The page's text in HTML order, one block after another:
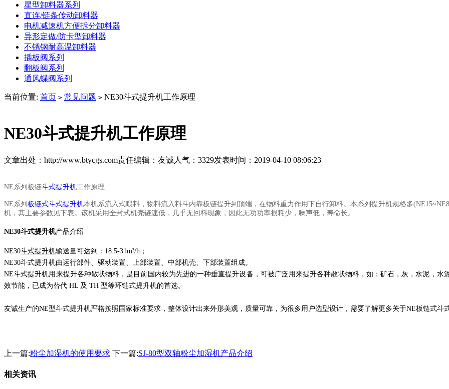
星型卸料器系列
直连/链条传动卸料器
电机减速机方便拆分卸料器
异形定做/防卡型卸料器
不锈钢耐高温卸料器
插板阀系列
翻板阀系列
通风蝶阀系列
当前位置: 首页 > 常见问题 > NE30斗式提升机工作原理
NE30斗式提升机工作原理
文章出处：http://www.btycgs.com责任编辑：友诚 人气： 3329发表时间：2019-04-10 08:06:23
NE系列板链斗式提升机工作原理:
NE系列 板链式斗式提升机本机系流入式喂料，物料流入料斗内靠板链提升到顶端，在物料重力作用下自行卸料。本系列提升机规格多
机，其主要参数见下表。该机采用全封式机壳链速低，几乎无回料现象，因此无功功率损耗少，噪声低，寿命长。
NE30斗式提升机产品介绍
NE30斗式提升机输送量可达到： 18.5-31m³/h ；
NE30斗式提升机由运行部件、驱动装置、上部装置、中部机壳、下部装置组成。
NE斗式提升机用来提升各种散状物料，是目前国内较为先进的一种垂直提升设备，可被广泛用来提升各种散状物料，如：矿石，灰 ，水泥，水
效节能，已成为替代 HL 及 TH 型等环链式提升机的首选。
友诚生产的NE型斗式提升机严格按照国家标准要求，整体设计出来外形美观，质量可靠，为很多用户选型设计，需要了解更多关于NE板链式斗
上一篇:粉尘加湿机的使用要求 下一篇:SJ-80型双轴粉尘加湿机产品介绍
相关资讯